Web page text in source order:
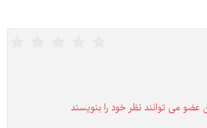
عضو می توانند نظر خود را بنویسند